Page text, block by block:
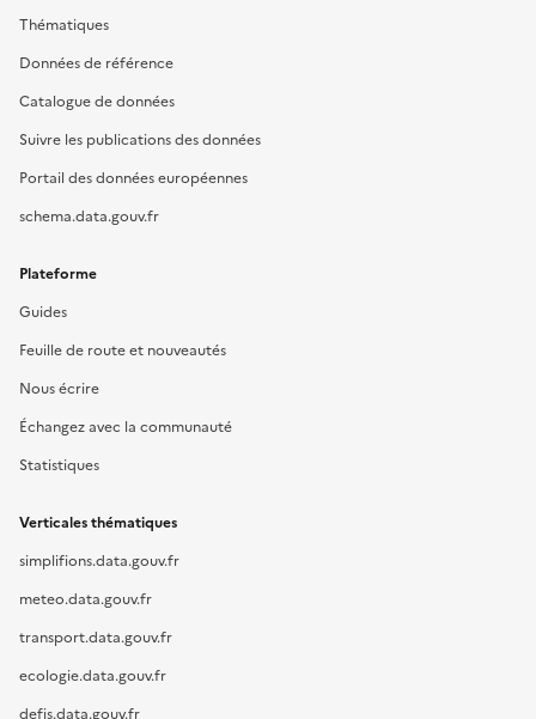
Thématiques
Données de référence
Catalogue de données
Suivre les publications des données
Portail des données européennes
schema.data.gouv.fr
Plateforme
Guides
Feuille de route et nouveautés
Nous écrire
Échangez avec la communauté
Statistiques
Verticales thématiques
simplifions.data.gouv.fr
meteo.data.gouv.fr
transport.data.gouv.fr
ecologie.data.gouv.fr
defis.data.gouv.fr